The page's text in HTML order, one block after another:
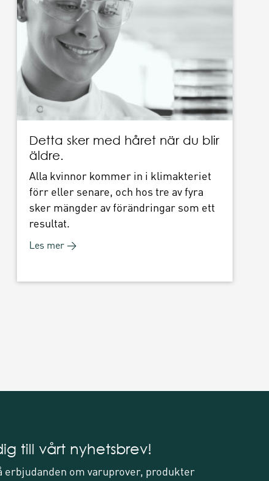
Detta sker med håret när du blir
äldre.
Alla kvinnor kommer in i klimakteriet
förr eller senare, och hos tre av fyra
sker mängder av förändringar som ett
resultat.
Les mer →
till vårt nyhetsbrev!
erbjudanden om varuprover, produkter